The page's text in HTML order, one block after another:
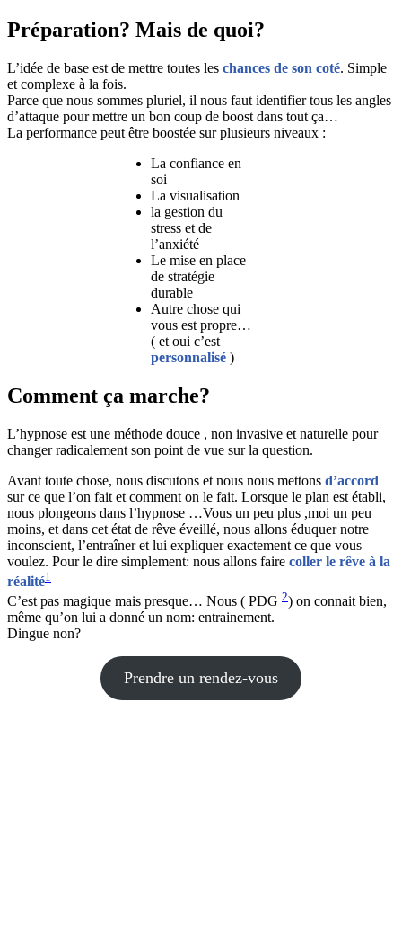
Préparation? Mais de quoi?
L’idée de base est de mettre toutes les chances de son coté. Simple
et complexe à la fois.
Parce que nous sommes pluriel, il nous faut identifier tous les angles
d’attaque pour mettre un bon coup de boost dans tout ça…
La performance peut être boostée sur plusieurs niveaux :
La confiance en
soi
La visualisation
la gestion du
stress et de
l’anxiété
Le mise en place
de stratégie
durable
Autre chose qui
vous est propre…
( et oui c’est
personnalisé )
Comment ça marche?
L’hypnose est une méthode douce , non invasive et naturelle pour
changer radicalement son point de vue sur la question.
Avant toute chose, nous discutons et nous nous mettons d’accord
sur ce que l’on fait et comment on le fait. Lorsque le plan est établi,
nous plongeons dans l’hypnose …Vous un peu plus ,moi un peu
moins, et dans cet état de rêve éveillé, nous allons éduquer notre
inconscient, l’entraîner et lui expliquer exactement ce que vous
voulez. Pour le dire simplement: nous allons faire coller le rêve à la
réalité1
C’est pas magique mais presque… Nous ( PDG 2) on connait bien,
même qu’on lui a donné un nom: entrainement.
Dingue non?
Prendre un rendez-vous